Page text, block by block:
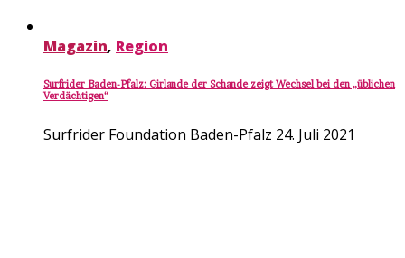
Magazin, Region
Surfrider Baden-Pfalz: Girlande der Schande zeigt Wechsel bei den „üblichen
Verdächtigen“
Surfrider Foundation Baden-Pfalz 24. Juli 2021